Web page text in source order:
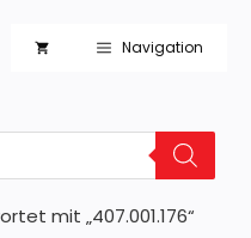
Navigation
mit „407.001.176“